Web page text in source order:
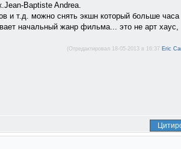
Baptiste Andrea.
и т.д. можно снять экшн который больше часа
начальный жанр фильма... это не арт хаус,
(Отредактировал 18-05-2013 в 16:37 Eric